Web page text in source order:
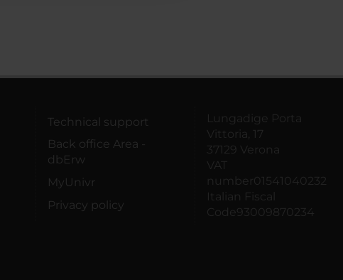
Technical support
Back office Area -
dbErw
MyUnivr
Privacy policy
Lungadige Porta
Vittoria, 17
37129 Verona
VAT
number01541040232
Italian Fiscal
Code93009870234